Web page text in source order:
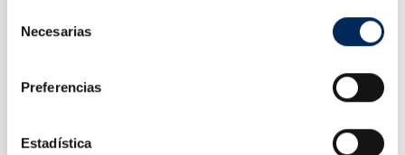
Necesarias
Preferencias
Estadística
450,00 €Prix